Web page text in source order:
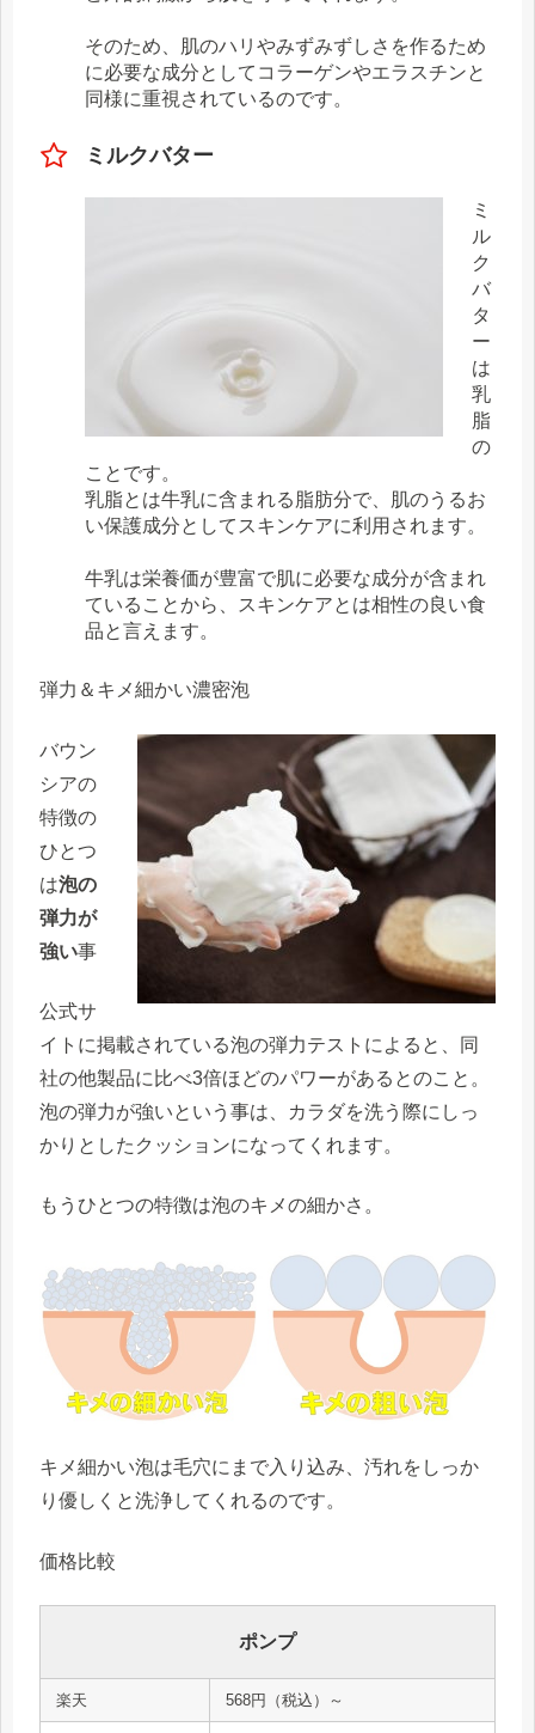
そのため、肌のハリやみずみずしさを作るため
に必要な成分としてコラーゲンやエラスチンと
同様に重視されているのです。
ミルクバター
ミ
ル
ク
バ
タ
ー
は
乳
脂
の
ことです。
乳脂とは牛乳に含まれる脂肪分で、肌のうるお
い保護成分としてスキンケアに利用されます。
牛乳は栄養価が豊富で肌に必要な成分が含まれ
ていることから、スキンケアとは相性の良い食
品と言えます。
弾力＆キメ細かい濃密泡
バウン
シアの
特徴の
ひとつ
は泡の
弾力が
強い事
公式サ
イトに掲載されている泡の弾力テストによると、同
社の他製品に比べ3倍ほどのパワーがあるとのこと。
泡の弾力が強いという事は、カラダを洗う際にしっ
かりとしたクッションになってくれます。
もうひとつの特徴は泡のキメの細かさ。
キメ細かい泡は毛穴にまで入り込み、汚れをしっか
り優しくと洗浄してくれるのです。
価格比較
ポンプ
楽天 568円（税込）～